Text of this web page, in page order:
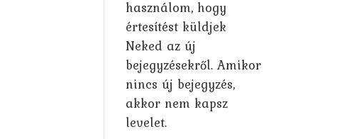
használom, hogy
értesítést küldjek
Neked az új
bejegyzésekről. Amikor
nincs új bejegyzés,
akkor nem kapsz
levelet.